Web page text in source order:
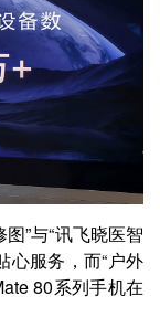
”与“讯飞晓医智
心服务，而“户外
80系列手机在